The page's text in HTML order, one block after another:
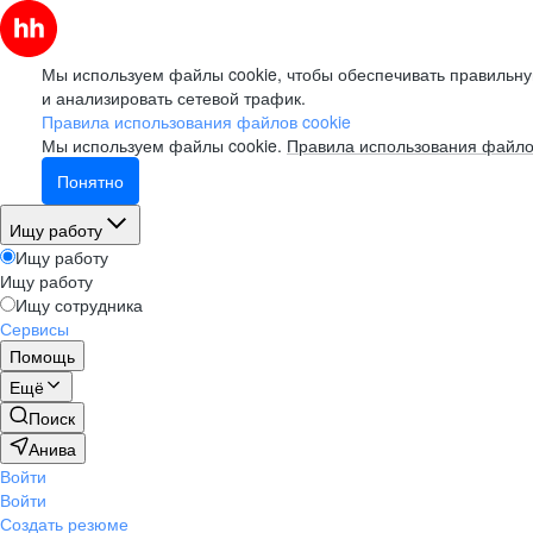
Мы используем файлы cookie, чтобы обеспечивать
и анализировать сетевой трафик.
Правила использования файлов cookie
Мы используем файлы cookie. Правила использования
Понятно
Ищу работу
Ищу работу
Ищу работу
Ищу сотрудника
Сервисы
Помощь
Ещё
Поиск
Анива
Войти
Войти
Создать резюме